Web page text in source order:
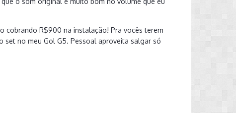
cobrando R$900 na instalação! Pra vocês terem
set no meu Gol G5. Pessoal aproveita salgar só